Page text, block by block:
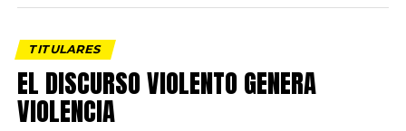
TITULARES
EL DISCURSO VIOLENTO GENERA
VIOLENCIA